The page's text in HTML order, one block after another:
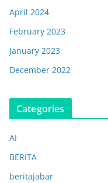
April 2024
February 2023
January 2023
December 2022
Categories
AI
BERITA
beritajabar